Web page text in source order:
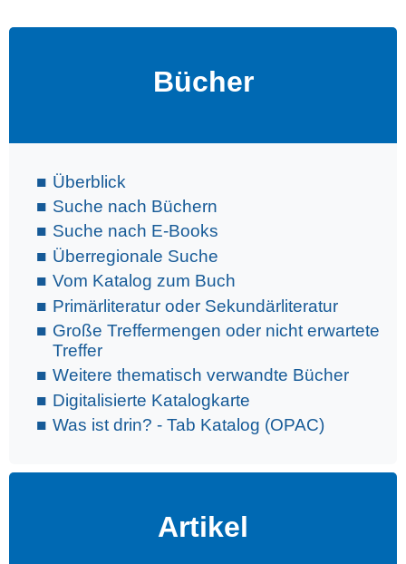
Bücher
Überblick
Suche nach Büchern
Suche nach E-Books
Überregionale Suche
Vom Katalog zum Buch
Primärliteratur oder Sekundärliteratur
Große Treffermengen oder nicht erwartete
Treffer
Weitere thematisch verwandte Bücher
Digitalisierte Katalogkarte
Was ist drin? - Tab Katalog (OPAC)
Artikel